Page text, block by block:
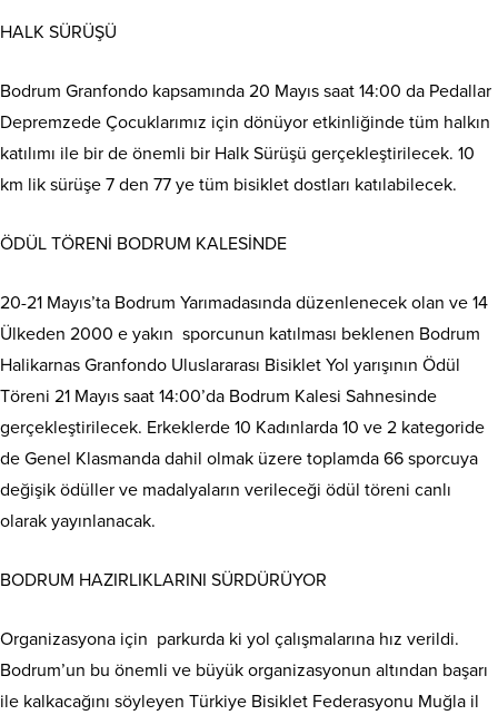
HALK SÜRÜŞÜ
Bodrum Granfondo kapsamında 20 Mayıs saat 14:00 da Pedallar
Depremzede Çocuklarımız için dönüyor etkinliğinde tüm halkın
katılımı ile bir de önemli bir Halk Sürüşü gerçekleştirilecek. 10
km lik sürüşe 7 den 77 ye tüm bisiklet dostları katılabilecek.
ÖDÜL TÖRENİ BODRUM KALESİNDE
20-21 Mayıs’ta Bodrum Yarımadasında düzenlenecek olan ve 14
Ülkeden 2000 e yakın sporcunun katılması beklenen Bodrum
Halikarnas Granfondo Uluslararası Bisiklet Yol yarışının Ödül
Töreni 21 Mayıs saat 14:00’da Bodrum Kalesi Sahnesinde
gerçekleştirilecek. Erkeklerde 10 Kadınlarda 10 ve 2 kategoride
de Genel Klasmanda dahil olmak üzere toplamda 66 sporcuya
değişik ödüller ve madalyaların verileceği ödül töreni canlı
olarak yayınlanacak.
BODRUM HAZIRLIKLARINI SÜRDÜRÜYOR
Organizasyona için parkurda ki yol çalışmalarına hız verildi.
Bodrum’un bu önemli ve büyük organizasyonun altından başarı
ile kalkacağını söyleyen Türkiye Bisiklet Federasyonu Muğla il